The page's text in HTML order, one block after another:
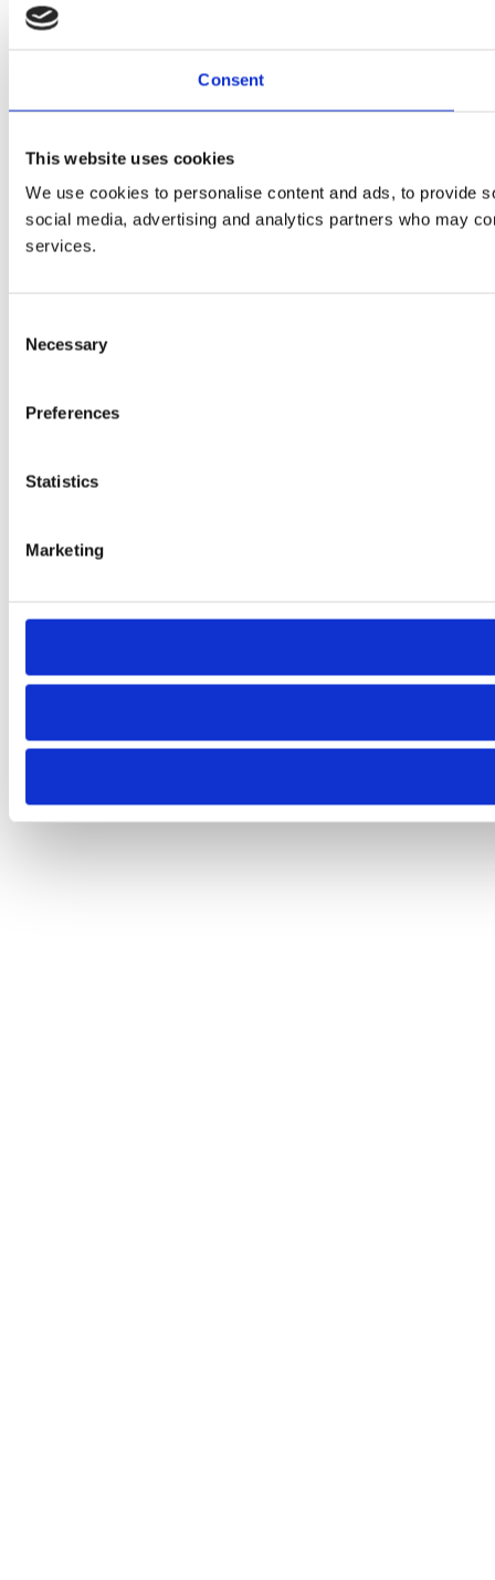
Consent
This website uses cookies
We use cookies to personalise content and ads, to provide
social media, advertising and analytics partners who may
services.
Selection
Necessary
Preferences
Statistics
Marketing